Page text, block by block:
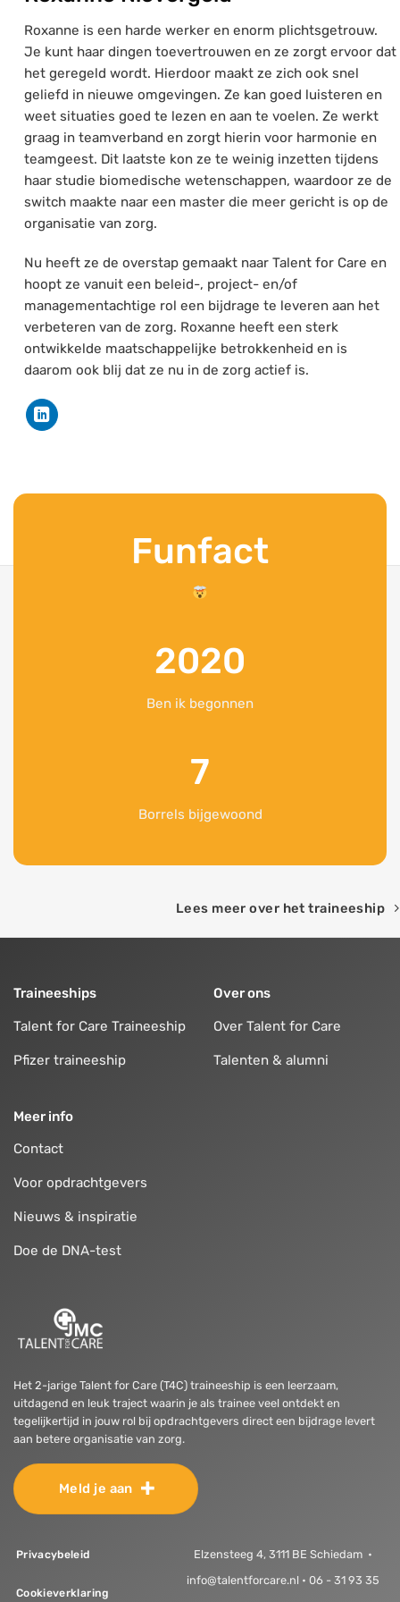
Roxanne is een harde werker en enorm plichtsgetrouw.
Je kunt haar dingen toevertrouwen en ze zorgt ervoor dat
het geregeld wordt. Hierdoor maakt ze zich ook snel
geliefd in nieuwe omgevingen. Ze kan goed luisteren en
weet situaties goed te lezen en aan te voelen. Ze werkt
graag in teamverband en zorgt hierin voor harmonie en
teamgeest. Dit laatste kon ze te weinig inzetten tijdens
haar studie biomedische wetenschappen, waardoor ze de
switch maakte naar een master die meer gericht is op de
organisatie van zorg.
Nu heeft ze de overstap gemaakt naar Talent for Care en
hoopt ze vanuit een beleid-, project- en/of
managementachtige rol een bijdrage te leveren aan het
verbeteren van de zorg. Roxanne heeft een sterk
ontwikkelde maatschappelijke betrokkenheid en is
daarom ook blij dat ze nu in de zorg actief is.
Funfact
2020
Ben ik begonnen
7
Borrels bijgewoond
Lees meer over het traineeship
Het 2-jarige Talent for Care (T4C) traineeship is een leerzaam,
uitdagend en leuk traject waarin je als trainee veel ontdekt en
tegelijkertijd in jouw rol bij opdrachtgevers direct een bijdrage levert
aan betere organisatie van zorg.
Meld je aan
Traineeships
Talent for Care Traineeship
Pfizer traineeship
Over ons
Over Talent for Care
Talenten & alumni
Meer info
Contact
Voor opdrachtgevers
Nieuws & inspiratie
Doe de DNA-test
Privacybeleid
Cookieverklaring
Elzensteeg 4, 3111 BE Schiedam •
info@talentforcare.nl • 06 - 31 93 35